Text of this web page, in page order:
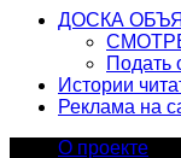
ДОСКА
Подать
Истории
Реклама на
О проекте